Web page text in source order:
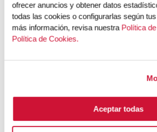
ofrecer anuncios y obtener datos
todas las cookies o configurarlas según
más información, revisa nuestra Política
Política de Cookies.
Aceptar todas
¿Cómo cambiar de
paso?
Solicitud:completa tu solicitud de